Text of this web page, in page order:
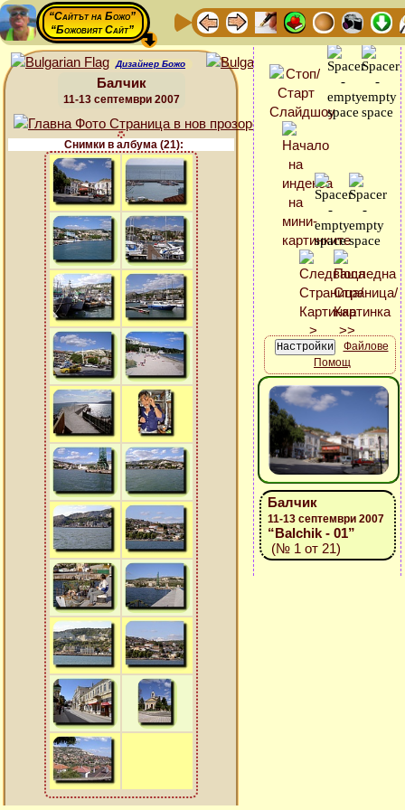
“Сайтът на Божо”
“Божовият Сайт”
Дизайнер Божо
Балчик
11-13 септември 2007
Снимки в албума (21):
Файлове
Помощ
Балчик
11-13 септември 2007
“Balchik - 01”
(№ 1 от 21)